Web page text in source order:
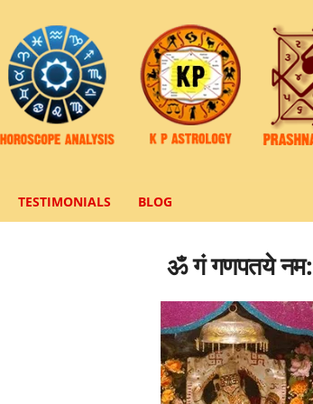
TESTIMONIALS BLOG
ॐ गं गणपतये नम: